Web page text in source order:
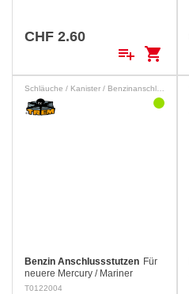
CHF 2.60
playlist_add shopping_cart
Schläuche / Kanister / Benzinanschlüsse
Benzin Anschlussstutzen Für
neuere Mercury / Mariner
Aussenbordmotoren (Buchse)
T0122004